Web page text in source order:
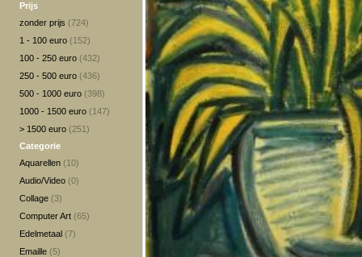
Prijs
zonder prijs (724)
1 - 100 euro (152)
100 - 250 euro (432)
250 - 500 euro (436)
500 - 1000 euro (398)
1000 - 1500 euro (147)
> 1500 euro (251)
Categorie
Aquarellen (10)
Audio/Video (0)
Collage (3)
Computer Art (65)
Edelmetaal (7)
Emaille (5)